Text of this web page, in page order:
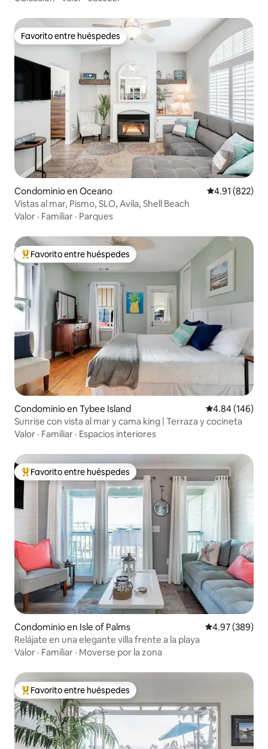
Favorito entre huéspedes
Favorito entre huéspedes
Condominio en Oceano Calificación
4.91 (822)
Vistas al mar, Pismo, SLO, Avila, Shell Beach
Valor · Familiar · Parques
De los mejores en Favorito entre huéspedes
Favorito entre huéspedes
Condominio en Tybee Island Calificación
4.84 (146)
Sunrise con vista al mar y cama king | Terraza y cocineta
Valor · Familiar · Espacios interiores
De los mejores en Favorito entre huéspedes
Favorito entre huéspedes
Condominio en Isle of Palms Calificación
4.97 (389)
Relájate en una elegante villa frente a la playa
Valor · Familiar · Moverse por la zona
De los mejores en Favorito entre huéspedes
Favorito entre huéspedes